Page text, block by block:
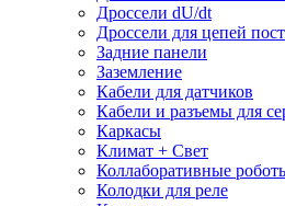
Дроссели dU/dt
Дроссели для цепей
Задние панели
Заземление
Кабели для датчиков
Кабели и разъемы для
Каркасы
Климат + Свет
Коллаборативные
Колодки для реле